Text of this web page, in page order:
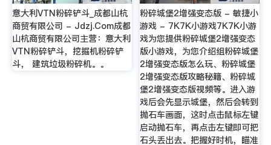
意大利VTN粉碎铲斗_成都山杭
商贸有限公司 - Jdzj.Com成都
山杭商贸有限公司主营：意大利
VTN粉碎铲斗，挖掘机粉碎铲
斗， 建筑垃圾粉碎机。。
粉碎城堡2增强变态版 - 敏捷小
游戏 - 7K7K小游戏7K7K小游
戏为您提供粉碎城堡2增强变态
版小游戏，为您介绍组粉碎城堡
2增强变态版怎么玩、粉碎城堡
2增强变态版攻略秘籍、粉碎城
堡2增强变态版视频等。进入游
戏后会先显示城堡，然后会转到
抛石车画面，这时点击鼠标左键
启动抛石车，再点击左键即可把
石头丢出去。把握好时机，瞄准